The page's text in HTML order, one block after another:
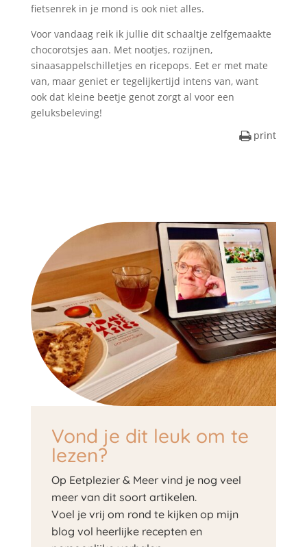
fietsenrek in je mond is ook niet alles.
Voor vandaag reik ik jullie dit schaaltje zelfgemaakte
chocorotsjes aan. Met nootjes, rozijnen,
sinaasappelschilletjes en ricepops. Eet er met mate
van, maar geniet er tegelijkertijd intens van, want
ook dat kleine beetje genot zorgt al voor een
geluksbeleving!
print
Vond je dit leuk om te
lezen?
Op Eetplezier & Meer vind je nog veel
meer van dit soort artikelen.
Voel je vrij om rond te kijken op mijn
blog vol heerlijke recepten en